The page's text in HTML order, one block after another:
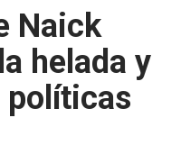
Naick
helada y
políticas